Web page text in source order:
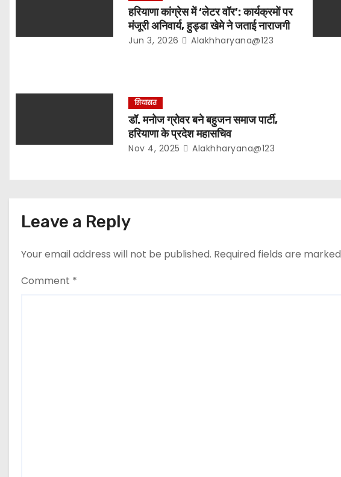
i
हरियाणा कांग्रेस में ‘लेटर वॉर’: कार्यक्रमों पर
मंजूरी अनिवार्य, हुड्डा खेमे ने जताई नाराजगी
Jun 3, 2026 Alakhharyana@123
सियासत
डॉ. मनोज ग्रोवर बने बहुजन समाज पार्टी,
हरियाणा के प्रदेश महासचिव
Nov 4, 2025 Alakhharyana@123
Leave a Reply
Your email address will not be published. Required fields are marked
Comment *